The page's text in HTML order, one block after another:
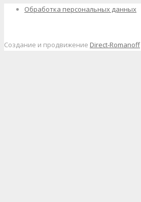
Обработка персональных данных
Создание и продвижение Direct-Romanoff